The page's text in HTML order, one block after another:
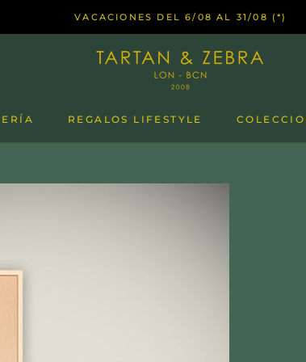
VACACIONES DEL 6/08 AL 31/08 (*)
REGALOS LIFESTYLE